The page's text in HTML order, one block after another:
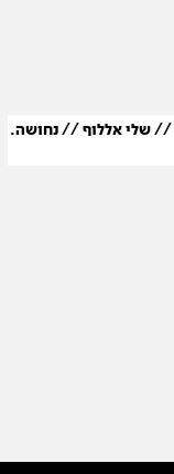
// שלי אללוף // נחושה.